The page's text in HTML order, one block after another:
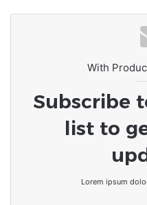
With
Subscribe
list to
Lorem ipsum